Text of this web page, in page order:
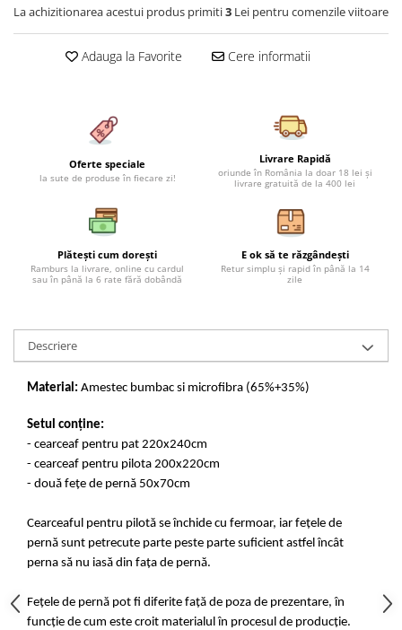
Cearceaf cu elastic 4 piese
Cearceaf normal 6 piese
Lenjerii Catifea
Cearceaf normal
Lenjerii Pufoase Fluffy/ Rabbit
Bumbac Neted Nesatinat
Bumbac 100%
Lenjerii Satin Premium
Lenjerii Jacquard
Lenjerii Creponate
Lenjerii pentru PASTE
Set Lenjerie + Draperii Pat Dublu
Huse De Pat Tricotate 160x200cm
Huse De Pat Tricotate 180x200cm
Huse Impermeabile
Huse Impermeabile 180x200cm
La achizitionarea acestui produs primiti3 Lei pentru comenzile viitoare
Adauga la Favorite Cere informatii
Oferte speciale
la sute de produse în fiecare zi!
Livrare Rapidă
oriunde în România la doar 18 lei și
livrare gratuită de la 400 lei
Plătești cum dorești
Ramburs la livrare, online cu cardul
sau în până la 6 rate fără dobândă
E ok să te răzgândești
Retur simplu și rapid în până la 14
zile
Descriere
Material: Amestec bumbac si microfibra (65%+35%)
Setul conține:
- cearceaf pentru pat 220x240cm
- cearceaf pentru pilota 200x220cm
- două fețe de pernă 50x70cm
Cearceaful pentru pilotă se închide cu fermoar, iar fețele de
pernă sunt petrecute parte peste parte suficient astfel încât
perna să nu iasă din fața de pernă.
Fețele de pernă pot fi diferite față de poza de prezentare, în
funcție de cum este croit materialul în procesul de producție.